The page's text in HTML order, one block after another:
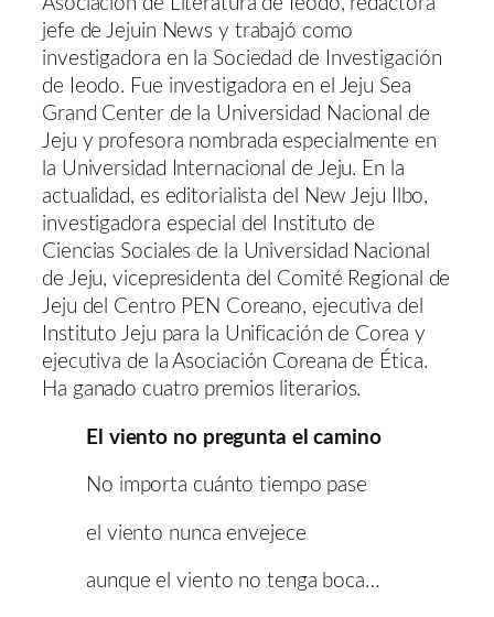
Asociación de Literatura de Ieodo, redactora
jefe de Jejuin News y trabajó como
investigadora en la Sociedad de Investigación
de Ieodo. Fue investigadora en el Jeju Sea
Grand Center de la Universidad Nacional de
Jeju y profesora nombrada especialmente en
la Universidad Internacional de Jeju. En la
actualidad, es editorialista del New Jeju Ilbo,
investigadora especial del Instituto de
Ciencias Sociales de la Universidad Nacional
de Jeju, vicepresidenta del Comité Regional de
Jeju del Centro PEN Coreano, ejecutiva del
Instituto Jeju para la Unificación de Corea y
ejecutiva de la Asociación Coreana de Ética.
Ha ganado cuatro premios literarios.
El viento no pregunta el camino
No importa cuánto tiempo pase
el viento nunca envejece
aunque el viento no tenga boca…